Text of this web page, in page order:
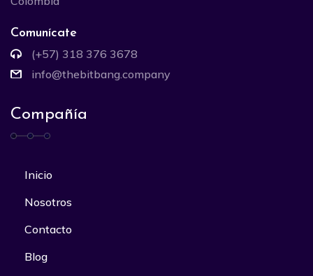
Comunícate
(+57) 318 376 3678
info@thebitbang.company
Compañía
Inicio
Nosotros
Contacto
Blog